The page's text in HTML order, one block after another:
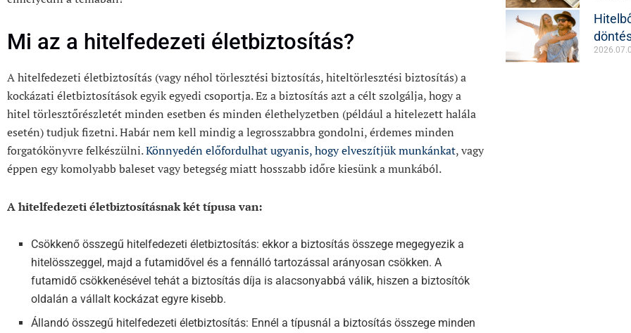
Mi az a hitelfedezeti életbiztosítás?
A hitelfedezeti életbiztosítás (vagy néhol törlesztési biztosítás, hiteltörlesztési biztosítás) a
kockázati életbiztosítások egyik egyedi csoportja. Ez a biztosítás azt a célt szolgálja, hogy a
hitel törlesztőrészletét minden esetben és minden élethelyzetben (például a hitelezett halála
esetén) tudjuk fizetni. Habár nem kell mindig a legrosszabbra gondolni, érdemes minden
forgatókönyvre felkészülni.Könnyedén előfordulhat ugyanis, hogy elveszítjük munkánkat, vagy
éppen egy komolyabb baleset vagy betegség miatt hosszabb időre kiesünk a munkából.
A hitelfedezeti életbiztosításnak két típusa van:
Csökkenő összegű hitelfedezeti életbiztosítás: ekkor a biztosítás összege megegyezik a
hitelösszeggel, majd a futamidővel és a fennálló tartozással arányosan csökken. A
futamidő csökkenésével tehát a biztosítás díja is alacsonyabbá válik, hiszen a biztosítók
oldalán a vállalt kockázat egyre kisebb.
Állandó összegű hitelfedezeti életbiztosítás: Ennél a típusnál a biztosítás összege minden